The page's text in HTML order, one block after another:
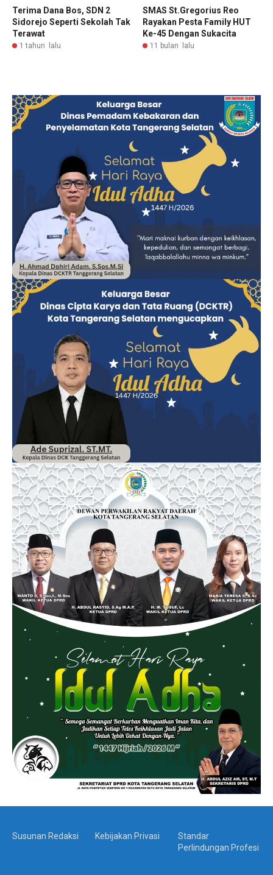
Terima Dana Bos, SDN 2
Sidorejo Seperti Sekolah Tak
Terawat
1 tahun lalu
SMAS St.Gregorius Reo
Rayakan Pesta Family HUT
Ke-45 Dengan Sukacita
11 bulan lalu
Susunan Redaksi Kebijakan Privasi
Standar
Perlindungan Profesi